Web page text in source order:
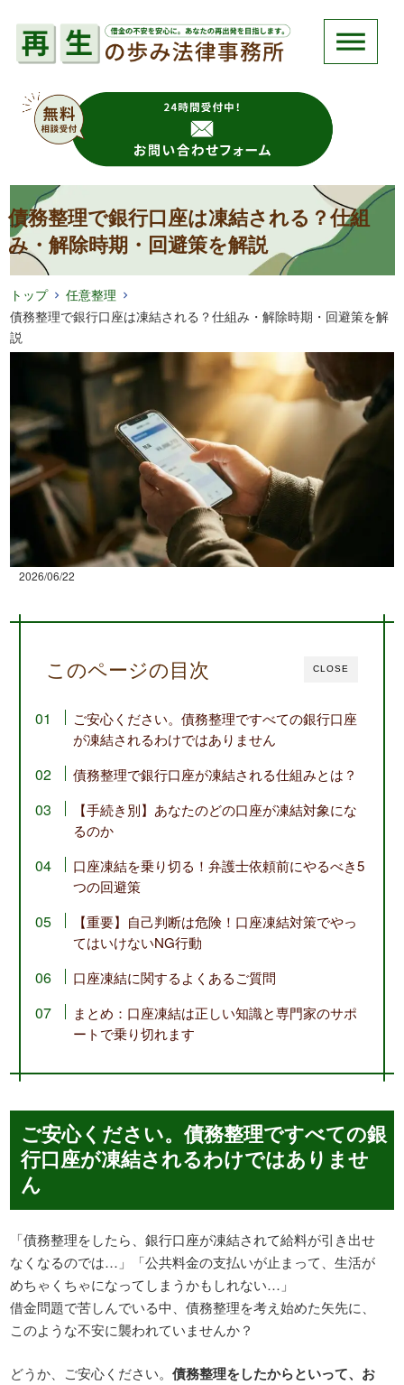
債務整理で銀行口座は凍結される？仕組
み・解除時期・回避策を解説
トップ
任意整理
債務整理で銀行口座は凍結される？仕組み・解除時期・回避策を解
説
2026/06/22
CLOSE
このページの目次
ご安心ください。債務整理ですべての銀行口座
が凍結されるわけではありません
債務整理で銀行口座が凍結される仕組みとは？
【手続き別】あなたのどの口座が凍結対象にな
るのか
口座凍結を乗り切る！弁護士依頼前にやるべき5
つの回避策
【重要】自己判断は危険！口座凍結対策でやっ
てはいけないNG行動
口座凍結に関するよくあるご質問
まとめ：口座凍結は正しい知識と専門家のサポ
ートで乗り切れます
ご安心ください。債務整理ですべての銀
行口座が凍結されるわけではありませ
ん
「債務整理をしたら、銀行口座が凍結されて給料が引き出せ
なくなるのでは…」「公共料金の支払いが止まって、生活が
めちゃくちゃになってしまうかもしれない…」
借金問題で苦しんでいる中、債務整理を考え始めた矢先に、
このような不安に襲われていませんか？
どうか、ご安心ください。債務整理をしたからといって、お